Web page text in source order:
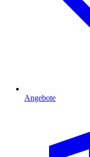
Angebote